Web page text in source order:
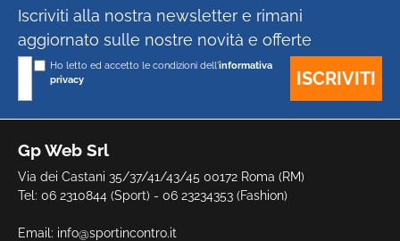
Gp Web Srl
Via dei Castani 35/37/41/43/45 00172 Roma (RM)
Tel: 06 2310844 (Sport) - 06 23234353 (Fashion)
Email: info@sportincontro.it
Iscriviti alla nostra newsletter e rimani
aggiornato sulle nostre novità e offerte
Ho letto ed accetto le condizioni dell'informativa
privacy